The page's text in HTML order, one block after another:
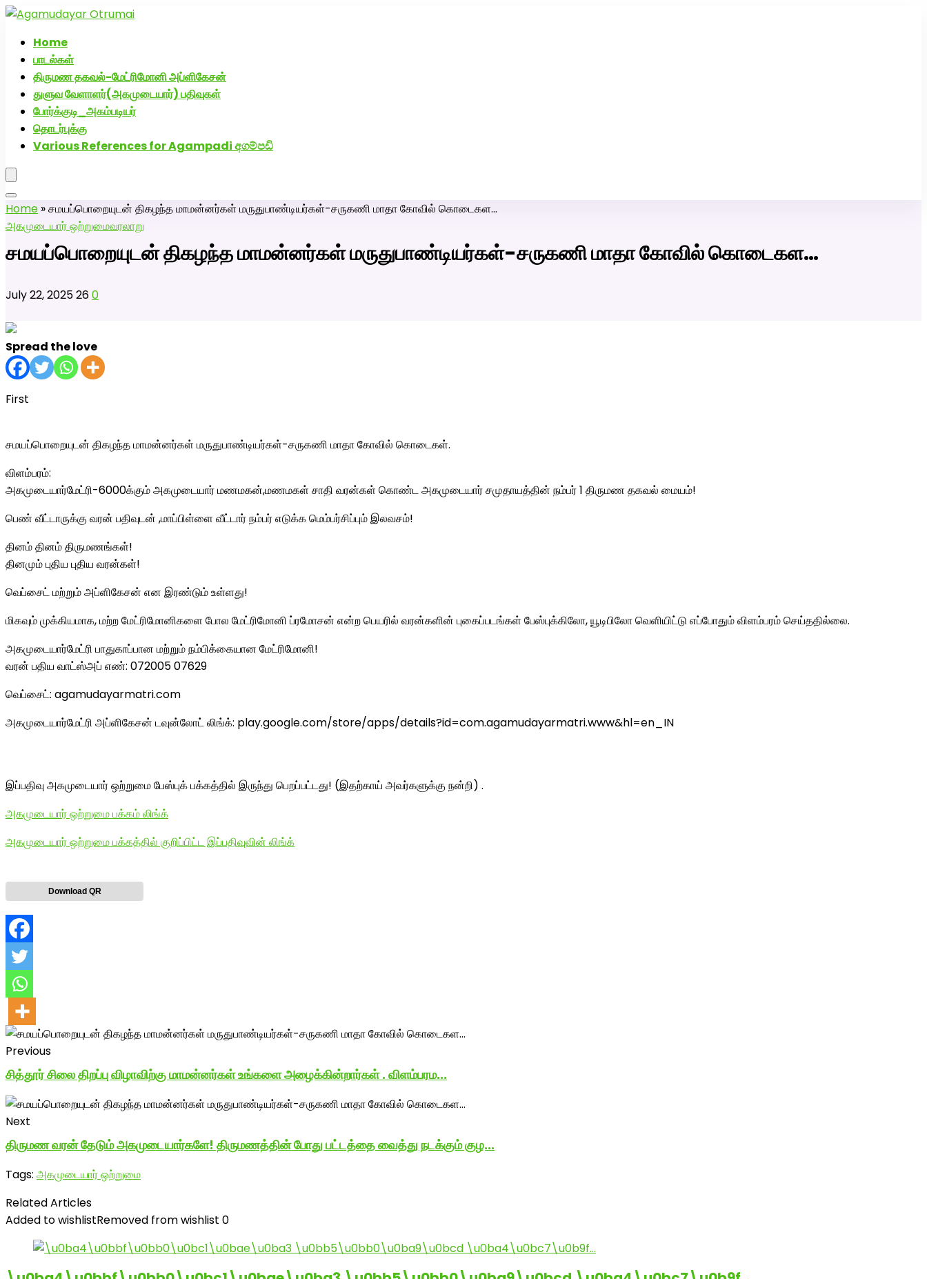
Home
பாடல்கள்
திருமண தகவல்-மேட்ரிமோனி அப்ளிகேசன்
துளுவ வேளாளர்(அகமுடையார்) பதிவுகள்
போர்க்குடி_அகம்படியர்
தொடர்புக்கு
Various References for Agampadi අගම්පඩි
Home »சமயப்பொறையுடன் திகழந்த மாமன்னர்கள் மருதுபாண்டியர்கள்-சருகணி மாதா கோவில் கொடைகள…
அகமுடையார் ஒற்றுமைவரலாறு
சமயப்பொறையுடன் திகழந்த மாமன்னர்கள் மருதுபாண்டியர்கள்-சருகணி மாதா கோவில் கொடைகள…
July 22, 2025260
Spread the love
First
சமயப்பொறையுடன் திகழந்த மாமன்னர்கள் மருதுபாண்டியர்கள்-சருகணி மாதா கோவில் கொடைகள்.
விளம்பரம்:
அகமுடையார்மேட்ரி-6000க்கும் அகமுடையார் மணமகன்,மணமகள் சாதி வரன்கள் கொண்ட அகமுடையார் சமுதாயத்தின் நம்பர் 1 திருமண தகவல் மையம்!
பெண் வீட்டாருக்கு வரன் பதிவுடன் ,மாப்பிள்ளை வீட்டார் நம்பர் எடுக்க மெம்பர்சிப்பும் இலவசம்!
தினம் தினம் திருமணங்கள்!
தினமும் புதிய புதிய வரன்கள்!
வெப்சைட் மற்றும் அப்ளிகேசன் என இரண்டும் உள்ளது!
மிகவும் முக்கியமாக, மற்ற மேட்ரிமோனிகளை போல மேட்ரிமோனி ப்ரமோசன் என்ற பெயரில் வரன்களின் புகைப்படங்கள் பேஸ்புக்கிலோ, யூடிபிலோ வெளியிட்டு எப்போதும் விளம்பரம் செய்ததில்லை.
அகமுடையார்மேட்ரி பாதுகாப்பான மற்றும் நம்பிக்கையான மேட்ரிமோனி!
வரன் பதிய வாட்ஸ்அப் எண்: 072005 07629
வெப்சைட்: agamudayarmatri.com
அகமுடையார்மேட்ரி அப்ளிகேசன் டவுன்லோட் லிங்க்: play.google.com/store/apps/details?id=com.agamudayarmatri.www&hl=en_IN
இப்பதிவு அகமுடையார் ஒற்றுமை பேஸ்புக் பக்கத்தில் இருந்து பெறப்பட்டது! (இதற்காய் அவர்களுக்கு நன்றி) .
அகமுடையார் ஒற்றுமை பக்கம் லிங்க்
அகமுடையார் ஒற்றுமை பக்கத்தில் குறிப்பிட்ட இப்பதிவுவின் லிங்க்
Download QR
Previous
சித்தூர் சிலை திறப்பு விழாவிற்கு மாமன்னர்கள் உங்களை அழைக்கின்றார்கள் . விளம்பரம...
Next
திருமண வரன் தேடும் அகமுடையார்களே! திருமணத்தின் போது பட்டத்தை வைத்து நடக்கும் குழ...
Tags: அகமுடையார் ஒற்றுமை
Related Articles
Added to wishlistRemoved from wishlist 0
அகமுடையார் திருமண வரன்களுக்கு அகமுடையார்மேட்ரி-பெண் வீட்டாருக்கு 100% இலவச திருமண சேவை! வாட்ஸப் எண்: